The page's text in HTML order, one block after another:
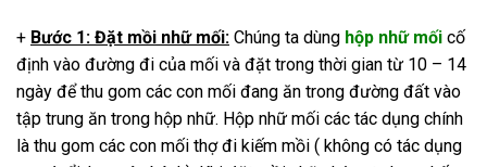
+ Bước 1: Đặt mồi nhữ mối: Chúng ta dùng hộp nhữ mối cố
định vào đường đi của mối và đặt trong thời gian từ 10 – 14
ngày để thu gom các con mối đang ăn trong đường đất vào
tập trung ăn trong hộp nhữ. Hộp nhữ mối các tác dụng chính
là thu gom các con mối thợ đi kiếm mồi ( không có tác dụng